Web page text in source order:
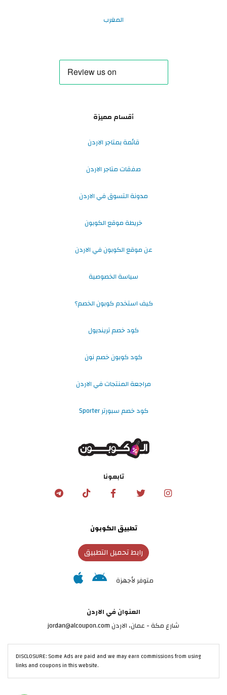
المغرب
أقسام مميزة
قائمة بمتاجر الاردن
صفقات متاجر الاردن
مدونة التسوق في الاردن
خريطة موقع الكوبون
عن موقع الكوبون في الاردن
سياسة الخصوصية
كيف استخدم كوبون الخصم؟
كود خصم ترينديول
كود كوبون خصم نون
مراجعة المنتجات في الاردن
كود خصم سبورتر Sporter
تابعونا
تطبيق الكوبون
رابط تحميل التطبيق
متوفر لأجهزة
العنوان في الاردن
شارع مكة - عمان، الاردن jordan@alcoupon.com
DISCLOSURE: Some Ads are paid and we may earn commissions from using
links and coupons in this website.